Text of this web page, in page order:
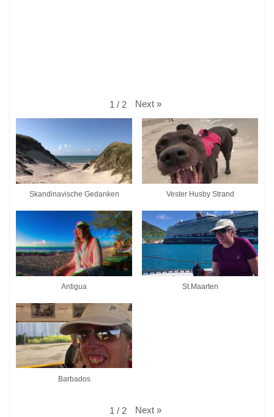
1 / 2 Next »
Skandinavische Gedanken Vester Husby Strand
Antigua St.Maarten
Barbados
1 / 2 Next »